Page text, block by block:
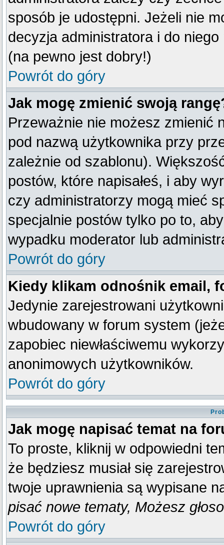
sposób je udostępni. Jeżeli nie
decyzja administratora i do
(na pewno jest dobry!)
Powrót do góry
Jak mogę zmienić swoją
Przeważnie nie możesz zmienić
pod nazwą użytkownika przy
zależnie od szablonu).
postów, które napisałeś, i aby
czy administratorzy mogą mieć
specjalnie postów tylko po to,
wypadku moderator lub
Powrót do góry
Kiedy klikam odnośnik email,
Jedynie zarejestrowani
wbudowany w forum system
zapobiec niewłaściwemu
anonimowych użytkowników.
Powrót do góry
Jak mogę napisać temat na
To proste, kliknij w odpowiedni
że będziesz musiał się
twoje uprawnienia są wypisane
pisać nowe tematy, Możesz
Powrót do góry